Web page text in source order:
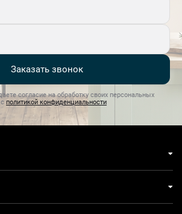
Заказать звонок
согласие на обработку своих персональных
политикой конфиденциальности